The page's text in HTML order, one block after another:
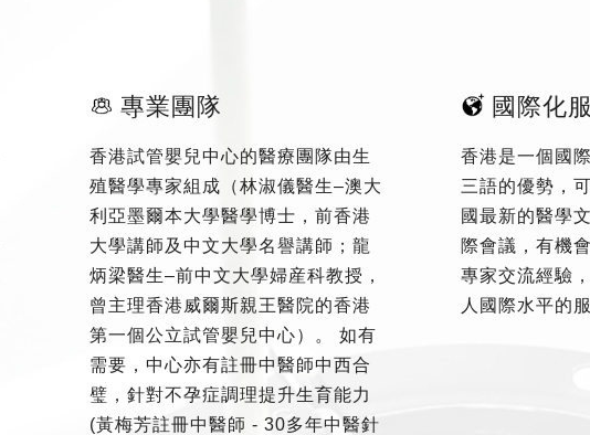
專業團隊
香港試管嬰兒中心的醫療團隊由生
殖醫學專家組成（林淑儀醫生–澳大
利亞墨爾本大學醫學博士，前香港
大學講師及中文大學名譽講師；龍
炳梁醫生–前中文大學婦産科教授，
曾主理香港威爾斯親王醫院的香港
第一個公立試管嬰兒中心）。 如有
需要，中心亦有註冊中醫師中西合
璧，針對不孕症調理提升生育能力
(黃梅芳註冊中醫師 - 30多年中醫針
國際化
香港是一個國
三語的優勢，
國最新的醫學
際會議，有機
專家交流經驗
人國際水平的服